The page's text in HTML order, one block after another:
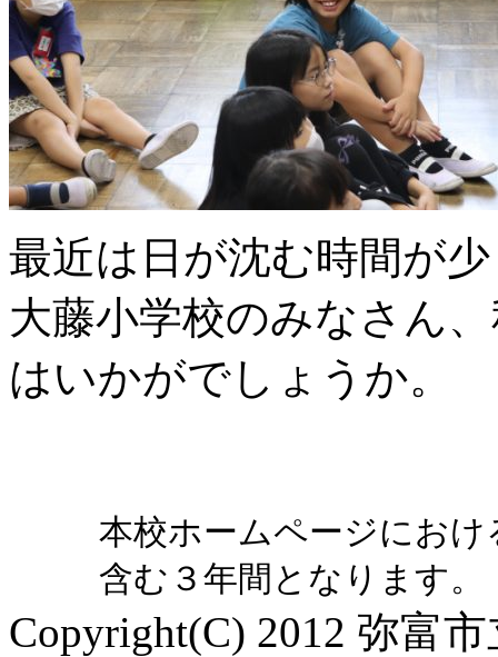
最近は日が沈む時間が
大藤小学校のみなさん
はいかがでしょうか。
本校ホームページにお
含む３年間となります。
Copyright(C) 2012 弥富